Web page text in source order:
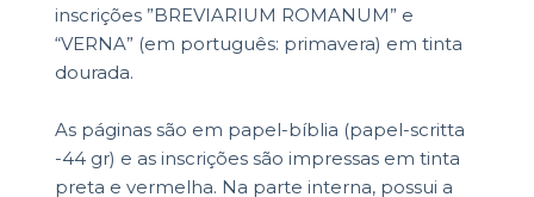
inscrições ”BREVIARIUM ROMANUM” e
“VERNA” (em português: primavera) em tinta
dourada.
As páginas são em papel-bíblia (papel-scritta
-44 gr) e as inscrições são impressas em tinta
preta e vermelha. Na parte interna, possui a